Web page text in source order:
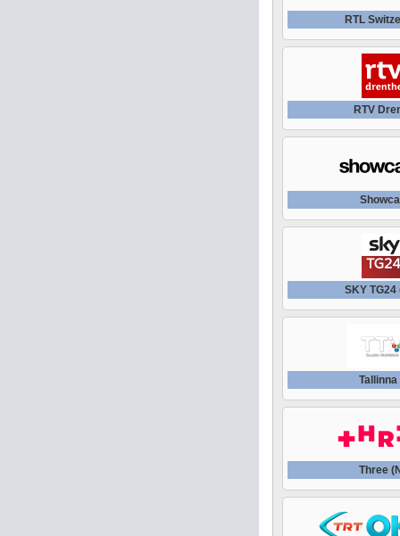
RTL
RTV
SKY TG24
Tallinna
Three